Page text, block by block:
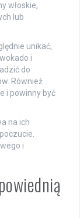
włoskie,
lub
unikać,
i
do
Również
i powinny być
na ich
i